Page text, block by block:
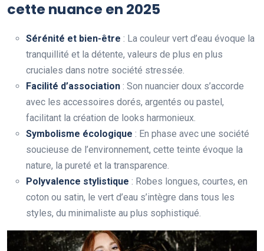
cette nuance en 2025
Sérénité et bien-être : La couleur vert d’eau évoque la
tranquillité et la détente, valeurs de plus en plus
cruciales dans notre société stressée.
Facilité d’association : Son nuancier doux s’accorde
avec les accessoires dorés, argentés ou pastel,
facilitant la création de looks harmonieux.
Symbolisme écologique : En phase avec une société
soucieuse de l’environnement, cette teinte évoque la
nature, la pureté et la transparence.
Polyvalence stylistique : Robes longues, courtes, en
coton ou satin, le vert d’eau s’intègre dans tous les
styles, du minimaliste au plus sophistiqué.